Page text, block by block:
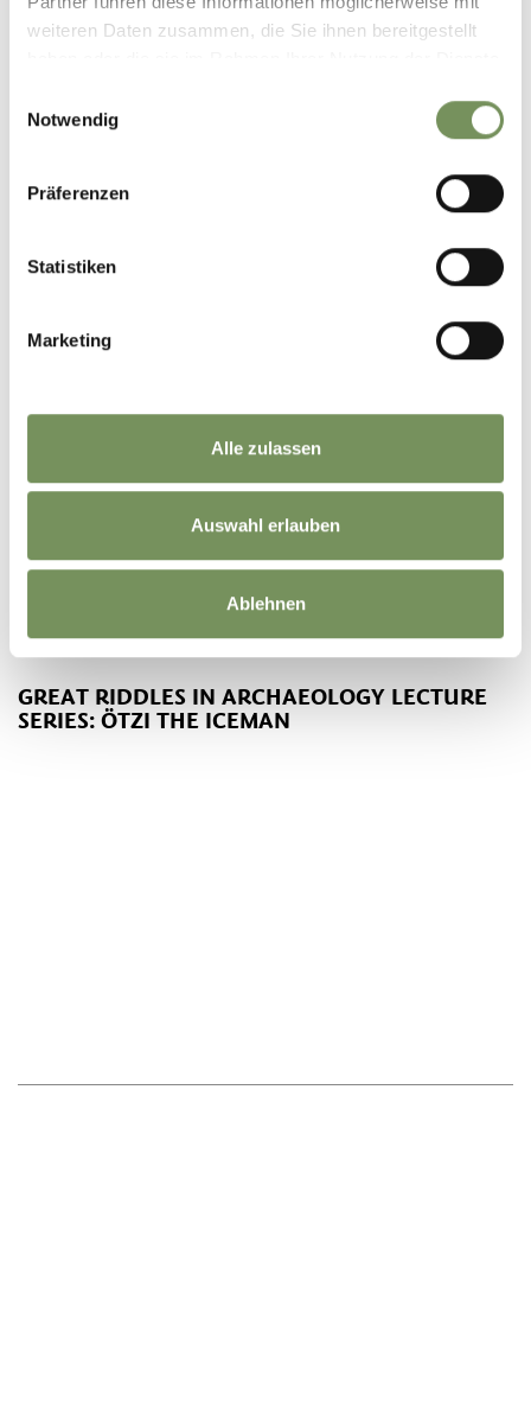
weiteren Daten zusammen, die Sie ihnen bereitgestellt
Notwendig
Präferenzen
Statistiken
Marketing
Alle zulassen
Auswahl erlauben
Ablehnen
GREAT RIDDLES IN ARCHAEOLOGY LECTURE
SERIES: ÖTZI THE ICEMAN